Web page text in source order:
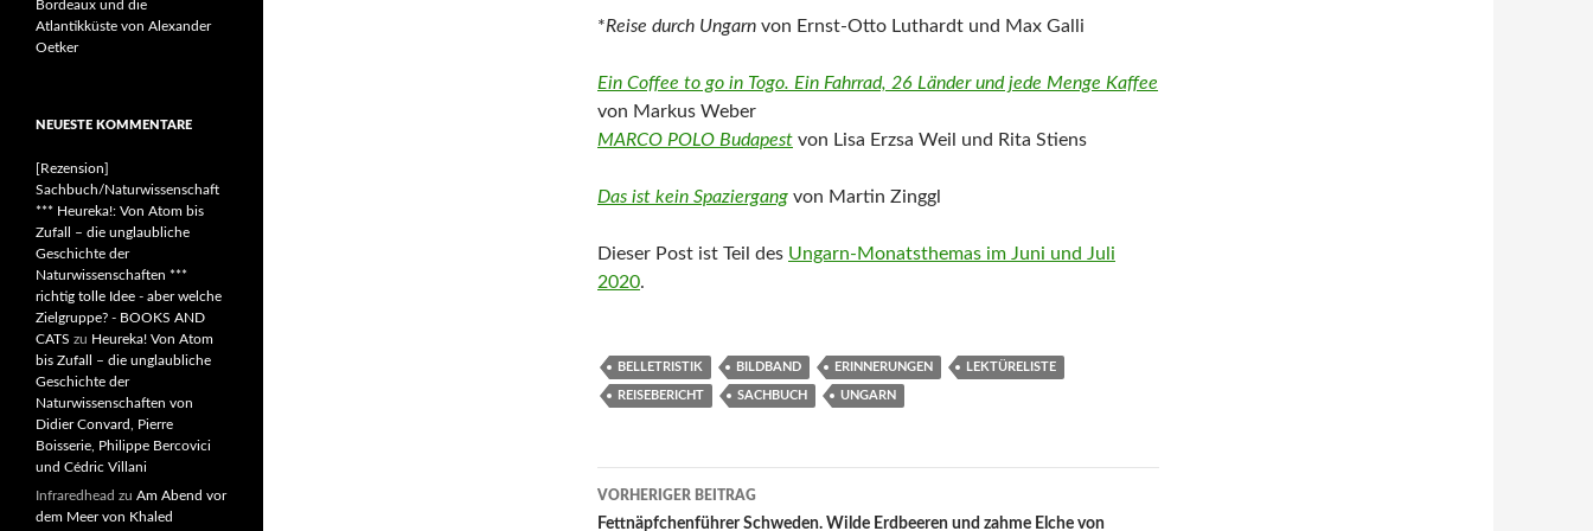
*Reise durch Ungarn von Ernst-Otto Luthardt und Max Galli
Ein Coffee to go in Togo. Ein Fahrrad, 26 Länder und jede Menge Kaffee
von Markus Weber
MARCO POLO Budapest von Lisa Erzsa Weil und Rita Stiens
Das ist kein Spaziergang von Martin Zinggl
Dieser Post ist Teil des Ungarn-Monatsthemas im Juni und Juli
2020.
BELLETRISTIK BILDBAND ERINNERUNGEN LEKTÜRELISTE
REISEBERICHT SACHBUCH UNGARN
Beitragsnavigation
VORHERIGER BEITRAG
Fettnäpfchenführer Schweden. Wilde Erdbeeren und zahme Elche von
Bordeaux und die
Atlantikküste von Alexander
Oetker
NEUESTE KOMMENTARE
[Rezension]
Sachbuch/Naturwissenschaft
*** Heureka!: Von Atom bis
Zufall – die unglaubliche
Geschichte der
Naturwissenschaften ***
richtig tolle Idee - aber welche
Zielgruppe? - BOOKS AND
CATS zu Heureka! Von Atom
bis Zufall – die unglaubliche
Geschichte der
Naturwissenschaften von
Didier Convard, Pierre
Boisserie, Philippe Bercovici
und Cédric Villani
Infraredhead zu Am Abend vor
dem Meer von Khaled